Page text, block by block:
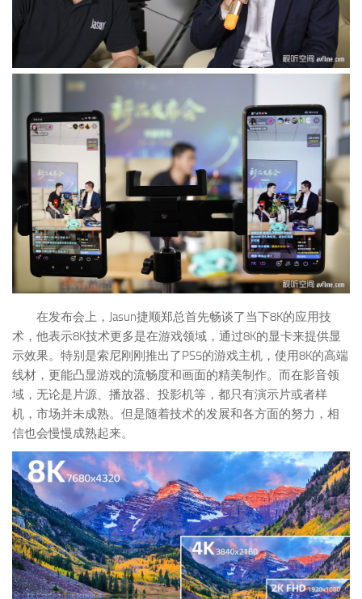
在发布会上，Jasun捷顺郑总首先畅谈了当下8K的应用技
术，他表示8K技术更多是在游戏领域，通过8K的显卡来提供显
示效果。特别是索尼刚刚推出了PS5的游戏主机，使用8K的高端
线材，更能凸显游戏的流畅度和画面的精美制作。而在影音领
域，无论是片源、播放器、投影机等，都只有演示片或者样
机，市场并未成熟。但是随着技术的发展和各方面的努力，相
信也会慢慢成熟起来。